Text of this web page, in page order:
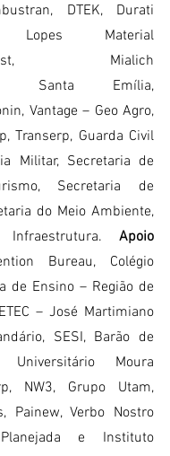
DTEK, Durati
Lopes Material
Mialich
Santa Emília,
Vantage – Geo Agro,
Transerp, Guarda Civil
Militar, Secretaria de
Secretaria de
do Meio Ambiente,
Infraestrutura. Apoio
Bureau, Colégio
de Ensino – Região de
– José Martimiano
SESI, Barão de
Universitário Moura
NW3, Grupo Utam,
Painew, Verbo Nostro
Planejada e Instituto